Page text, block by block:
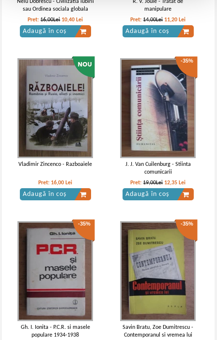
Nelu Dobrescu - Civilizatia iubirii
sau Ordinea sociala globala
Pret:16,00Lei 10,40 Lei
Adaugă în coș
R. V. Joule - Tratat de
manipulare
Pret:14,00Lei 11,20 Lei
Adaugă în coș
Vladimir Zincenco - Razboaiele
Pret: 16,00 Lei
Adaugă în coș
-35%
J. J. Van Cuilenburg - Stiinta
comunicarii
Pret:19,00Lei 12,35 Lei
Adaugă în coș
-35%
Gh. I. Ionita - P.C.R. si masele
populare 1934-1938
-35%
Savin Bratu, Zoe Dumitrescu -
Contemporanul si vremea lui